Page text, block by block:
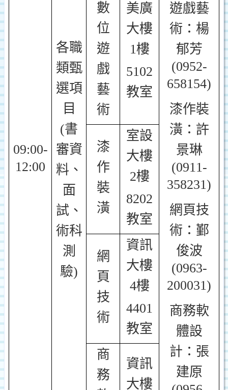
遊戲藝
術：楊
郁芳
(0952-
658154)
漆作裝
潢：許
景琳
(0911-
358231)
網頁技
術：鄞
俊波
(0963-
200031)
商務軟
體設
計：張
建原
09:00-
12:00
各職
類甄
選項
目
(書
審資
料、
面
試、
術科
測
驗)
數
位
遊
戲
藝
術
美廣
大樓
1樓
5102
教室
漆
作
裝
潢
室設
大樓
2樓
8202
教室
網
頁
技
術
資訊
大樓
4樓
4401
教室
商
務
資訊
大樓